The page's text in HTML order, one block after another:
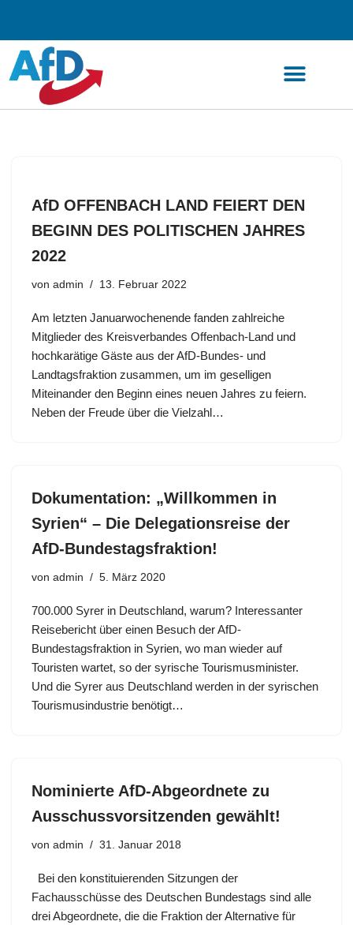
Zum
Inhalt
springen
AfD OFFENBACH LAND FEIERT DEN
BEGINN DES POLITISCHEN JAHRES
2022
von admin 13. Februar 2022
Am letzten Januarwochenende fanden zahlreiche
Mitglieder des Kreisverbandes Offenbach-Land und
hochkarätige Gäste aus der AfD-Bundes- und
Landtagsfraktion zusammen, um im geselligen
Miteinander den Beginn eines neuen Jahres zu feiern.
Neben der Freude über die Vielzahl…
Dokumentation: „Willkommen in
Syrien“ – Die Delegationsreise der
AfD-Bundestagsfraktion!
von admin 5. März 2020
700.000 Syrer in Deutschland, warum? Interessanter
Reisebericht über einen Besuch der AfD-
Bundestagsfraktion in Syrien, wo man wieder auf
Touristen wartet, so der syrische Tourismusminister.
Und die Syrer aus Deutschland werden in der syrischen
Tourismusindustrie benötigt…
Nominierte AfD-Abgeordnete zu
Ausschussvorsitzenden gewählt!
von admin 31. Januar 2018
Bei den konstituierenden Sitzungen der
Fachausschüsse des Deutschen Bundestags sind alle
drei Abgeordnete, die die Fraktion der Alternative für